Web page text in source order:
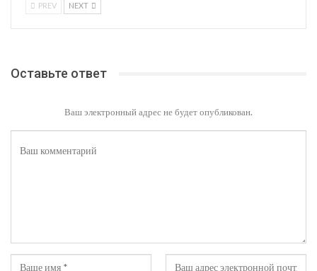
PREV NEXT
Оставьте ответ
Ваш электронный адрес не будет опубликован.